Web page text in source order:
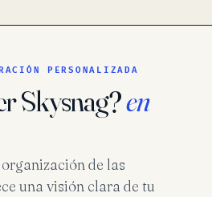
PERSONALIZADA
Skysnag?en
de las
una visión clara de tu